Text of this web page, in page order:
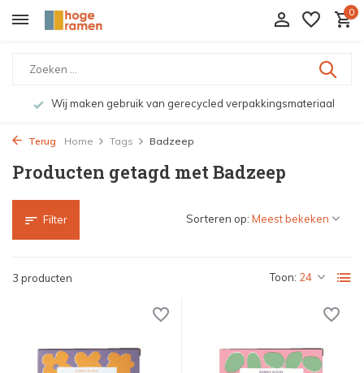
0
Wij maken gebruik van gerecycled verpakkingsmateriaal
Terug Home Tags Badzeep
Producten getagd met Badzeep
Filter
3 producten Toon:
Sorteren op: